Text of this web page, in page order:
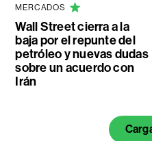
MERCADOS
Wall Street cierra a la
baja por el repunte del
petróleo y nuevas dudas
sobre un acuerdo con
Irán